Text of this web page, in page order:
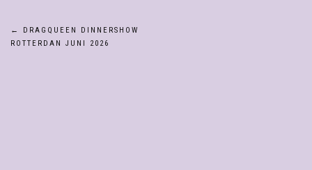
Bericht
←
DRAGQUEEN DINNERSHOW
ROTTERDAN JUNI 2026